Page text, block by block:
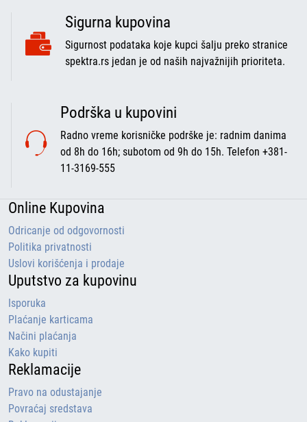
Sigurna kupovina
Sigurnost podataka koje kupci šalju preko stranice
spektra.rs jedan je od naših najvažnijih prioriteta.
Podrška u kupovini
Radno vreme korisničke podrške je: radnim danima
od 8h do 16h; subotom od 9h do 15h. Telefon +381-
11-3169-555
Online Kupovina
Odricanje od odgovornosti
Politika privatnosti
Uslovi korišćenja i prodaje
Uputstvo za kupovinu
Isporuka
Plaćanje karticama
Načini plaćanja
Kako kupiti
Reklamacije
Pravo na odustajanje
Povraćaj sredstava